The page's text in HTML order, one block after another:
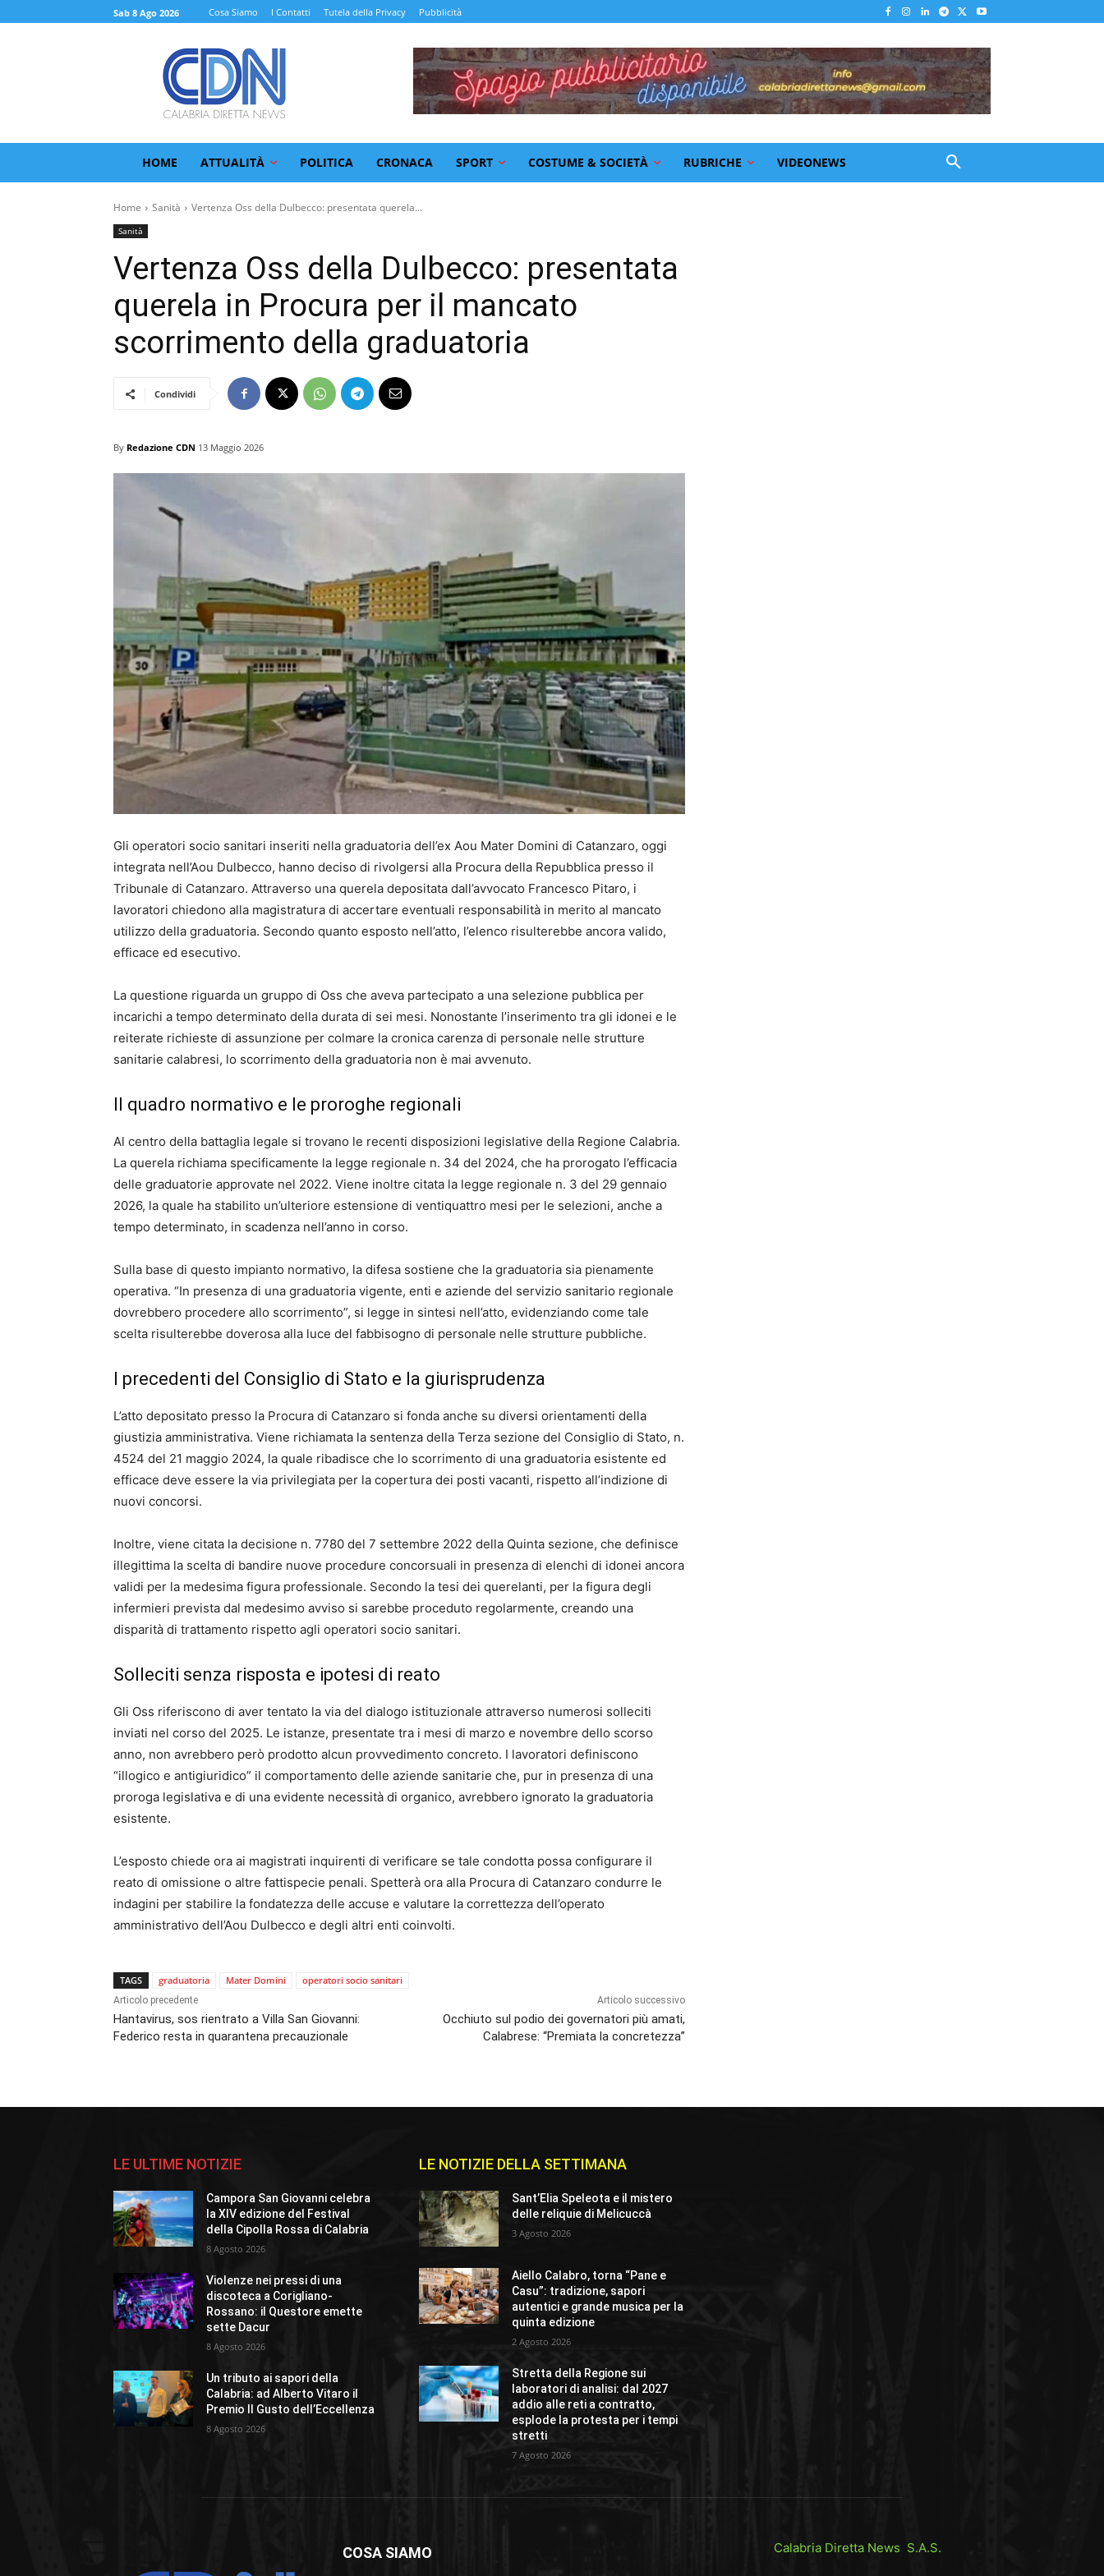
Sab 8 Ago 2026 Cosa Siamo I Contatti Tutela della Privacy Pubblicità
HOME ATTUALITÀ POLITICA CRONACA SPORT COSTUME & SOCIETÀ RUBRICHE VIDEONEWS
Home Sanità Vertenza Oss della Dulbecco: presentata querela...
Sanità
Vertenza Oss della Dulbecco: presentata
querela in Procura per il mancato
scorrimento della graduatoria
Condividi
By Redazione CDN 13 Maggio 2026
Gli operatori socio sanitari inseriti nella graduatoria dell’ex Aou Mater Domini di Catanzaro, oggi
integrata nell’Aou Dulbecco, hanno deciso di rivolgersi alla Procura della Repubblica presso il
Tribunale di Catanzaro. Attraverso una querela depositata dall’avvocato Francesco Pitaro, i
lavoratori chiedono alla magistratura di accertare eventuali responsabilità in merito al mancato
utilizzo della graduatoria. Secondo quanto esposto nell’atto, l’elenco risulterebbe ancora valido,
efficace ed esecutivo.
La questione riguarda un gruppo di Oss che aveva partecipato a una selezione pubblica per
incarichi a tempo determinato della durata di sei mesi. Nonostante l’inserimento tra gli idonei e le
reiterate richieste di assunzione per colmare la cronica carenza di personale nelle strutture
sanitarie calabresi, lo scorrimento della graduatoria non è mai avvenuto.
Il quadro normativo e le proroghe regionali
Al centro della battaglia legale si trovano le recenti disposizioni legislative della Regione Calabria.
La querela richiama specificamente la legge regionale n. 34 del 2024, che ha prorogato l’efficacia
delle graduatorie approvate nel 2022. Viene inoltre citata la legge regionale n. 3 del 29 gennaio
2026, la quale ha stabilito un’ulteriore estensione di ventiquattro mesi per le selezioni, anche a
tempo determinato, in scadenza nell’anno in corso.
Sulla base di questo impianto normativo, la difesa sostiene che la graduatoria sia pienamente
operativa. “In presenza di una graduatoria vigente, enti e aziende del servizio sanitario regionale
dovrebbero procedere allo scorrimento”, si legge in sintesi nell’atto, evidenziando come tale
scelta risulterebbe doverosa alla luce del fabbisogno di personale nelle strutture pubbliche.
I precedenti del Consiglio di Stato e la giurisprudenza
L’atto depositato presso la Procura di Catanzaro si fonda anche su diversi orientamenti della
giustizia amministrativa. Viene richiamata la sentenza della Terza sezione del Consiglio di Stato, n.
4524 del 21 maggio 2024, la quale ribadisce che lo scorrimento di una graduatoria esistente ed
efficace deve essere la via privilegiata per la copertura dei posti vacanti, rispetto all’indizione di
nuovi concorsi.
Inoltre, viene citata la decisione n. 7780 del 7 settembre 2022 della Quinta sezione, che definisce
illegittima la scelta di bandire nuove procedure concorsuali in presenza di elenchi di idonei ancora
validi per la medesima figura professionale. Secondo la tesi dei querelanti, per la figura degli
infermieri prevista dal medesimo avviso si sarebbe proceduto regolarmente, creando una
disparità di trattamento rispetto agli operatori socio sanitari.
Solleciti senza risposta e ipotesi di reato
Gli Oss riferiscono di aver tentato la via del dialogo istituzionale attraverso numerosi solleciti
inviati nel corso del 2025. Le istanze, presentate tra i mesi di marzo e novembre dello scorso
anno, non avrebbero però prodotto alcun provvedimento concreto. I lavoratori definiscono
“illogico e antigiuridico” il comportamento delle aziende sanitarie che, pur in presenza di una
proroga legislativa e di una evidente necessità di organico, avrebbero ignorato la graduatoria
esistente.
L’esposto chiede ora ai magistrati inquirenti di verificare se tale condotta possa configurare il
reato di omissione o altre fattispecie penali. Spetterà ora alla Procura di Catanzaro condurre le
indagini per stabilire la fondatezza delle accuse e valutare la correttezza dell’operato
amministrativo dell’Aou Dulbecco e degli altri enti coinvolti.
TAGS graduatoria Mater Domini operatori socio sanitari
Articolo precedente
Hantavirus, sos rientrato a Villa San Giovanni:
Federico resta in quarantena precauzionale
Articolo successivo
Occhiuto sul podio dei governatori più amati,
Calabrese: “Premiata la concretezza”
LE ULTIME NOTIZIE
Campora San Giovanni celebra
la XIV edizione del Festival
della Cipolla Rossa di Calabria
8 Agosto 2026
Violenze nei pressi di una
discoteca a Corigliano-
Rossano: il Questore emette
sette Dacur
8 Agosto 2026
Un tributo ai sapori della
Calabria: ad Alberto Vitaro il
Premio Il Gusto dell’Eccellenza
8 Agosto 2026
LE NOTIZIE DELLA SETTIMANA
Sant’Elia Speleota e il mistero
delle reliquie di Melicuccà
3 Agosto 2026
Aiello Calabro, torna “Pane e
Casu”: tradizione, sapori
autentici e grande musica per la
quinta edizione
2 Agosto 2026
Stretta della Regione sui
laboratori di analisi: dal 2027
addio alle reti a contratto,
esplode la protesta per i tempi
stretti
7 Agosto 2026
COSA SIAMO Calabria Diretta News S.A.S.